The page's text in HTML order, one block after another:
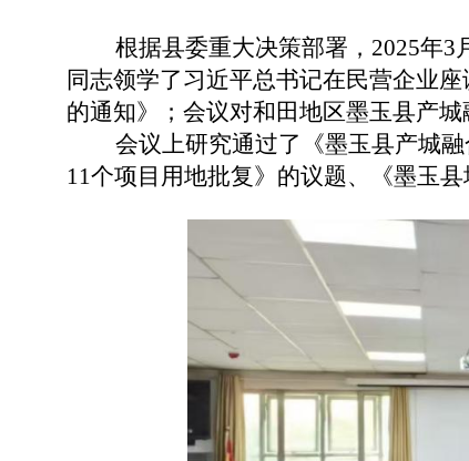
根据县委重大决策部署， 2025年3
同志领学了习近平总书记在民营企业
的通知》；会议对和田地区墨玉县产
会议上研究通过了
《墨玉县产城
11个项目用地批复》 的议题、 《墨玉